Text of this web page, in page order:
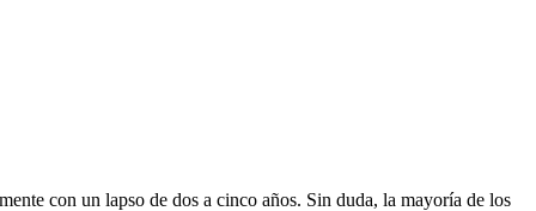
con un lapso de dos a cinco años. Sin duda, la mayoría de los